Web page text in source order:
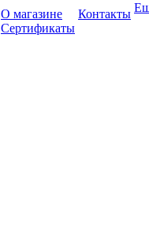
О магазине
Сертификаты
Контакты